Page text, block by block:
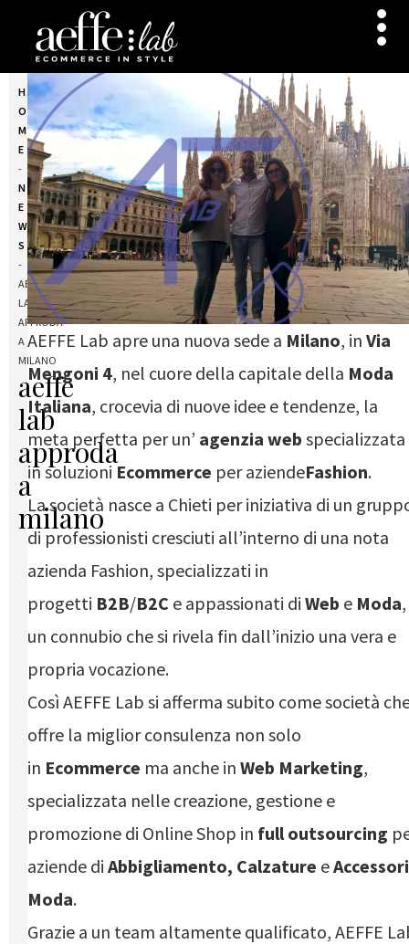
H
O
M
E
-
N
E
W
S
-
AEFFE
LAB
APPRODA
A
MILANO
aeffe
lab
approda
a
milano
AEFFE Lab apre una nuova sede a Milano, in Via
Mengoni 4, nel cuore della capitale della Moda
Italiana, crocevia di nuove idee e tendenze, la
meta perfetta per un’ agenzia web specializzata
in soluzioni Ecommerce per aziendeFashion.
La società nasce a Chieti per iniziativa di un
di professionisti cresciuti all’interno di una nota
azienda Fashion, specializzati in
progetti B2B/B2C e appassionati di Web e Moda,
un connubio che si rivela fin dall’inizio una vera e
propria vocazione.
Così AEFFE Lab si afferma subito come società
offre la miglior consulenza non solo
in Ecommerce ma anche in Web Marketing,
specializzata nelle creazione, gestione e
promozione di Online Shop in full outsourcing
aziende di Abbigliamento, Calzature eAccessori
Moda.
Grazie a un team altamente qualificato, AEFFE